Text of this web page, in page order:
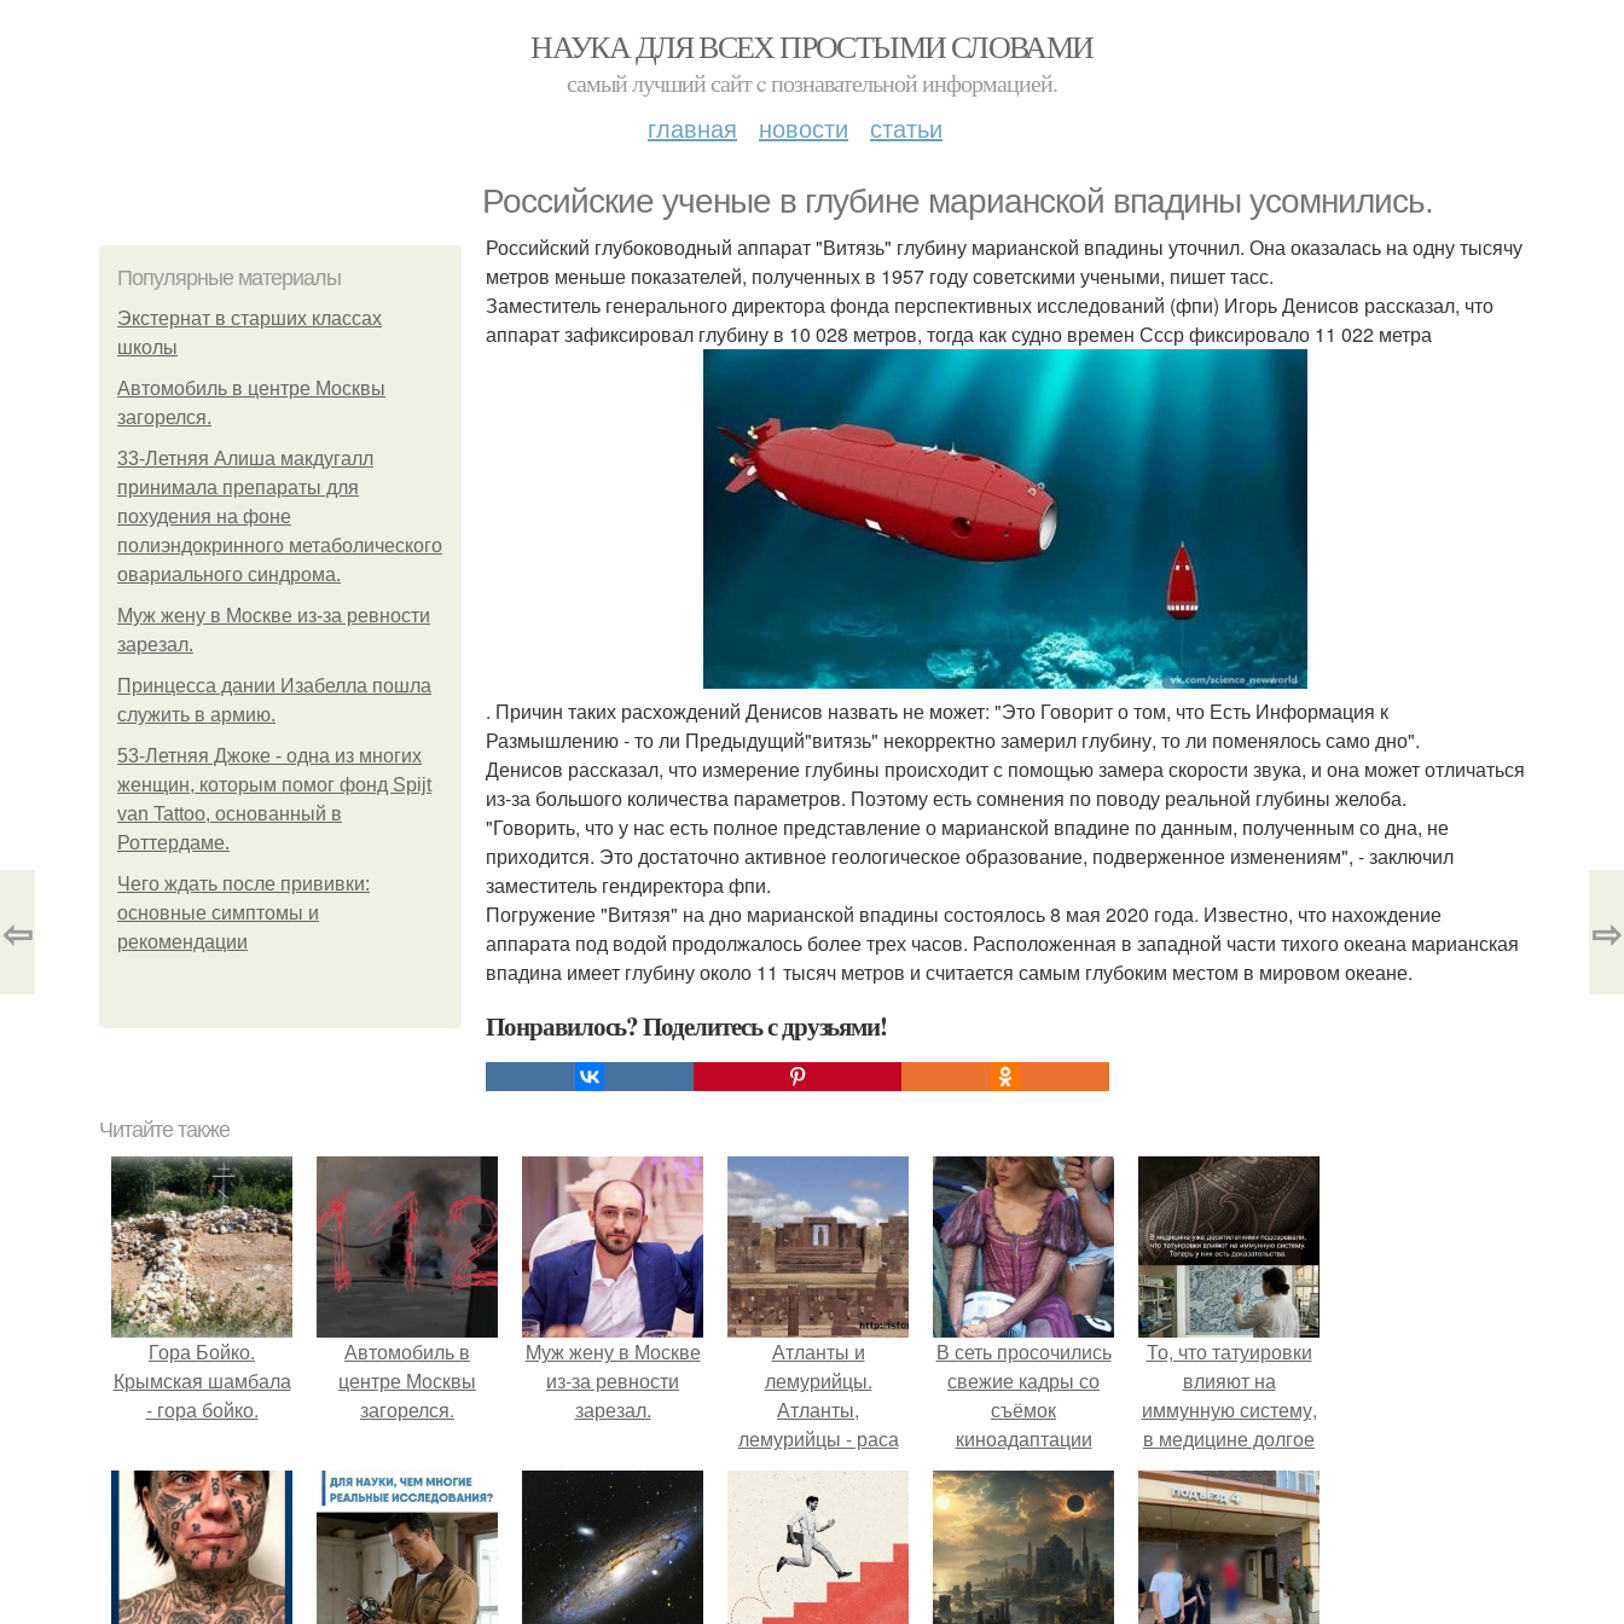
НАУКА ДЛЯ ВСЕХ ПРОСТЫМИ СЛОВАМИ
самый лучший сайт c познавательной информацией.
главная новости статьи
Российские ученые в глубине марианской впадины усомнились.
Популярные материалы
Экстернат в старших классах
школы
Автомобиль в центре Москвы
загорелся.
33-Летняя Алиша макдугалл
принимала препараты для
похудения на фоне
полиэндокринного метаболического
овариального синдрома.
Mуж жену в Москве из-за ревности
зарезал.
Принцесса дании Изабелла пошла
служить в армию.
53-Летняя Джоке - одна из многих
женщин, которым помог фонд Spijt
van Tattoo, основанный в
Роттердаме.
Чего ждать после прививки:
основные симптомы и
рекомендации
Российский глубоководный аппарат "Витязь" глубину марианской впадины уточнил. Она оказалась на одну тысячу
метров меньше показателей, полученных в 1957 году советскими учеными, пишет тасс.
Заместитель генерального директора фонда перспективных исследований (фпи) Игорь Денисов рассказал, что
аппарат зафиксировал глубину в 10 028 метров, тогда как судно времен Ссср фиксировало 11 022 метра
. Причин таких расхождений Денисов назвать не может: "Это Говорит о том, что Есть Информация к
Размышлению - то ли Предыдущий"витязь" некорректно замерил глубину, то ли поменялось само дно".
Денисов рассказал, что измерение глубины происходит с помощью замера скорости звука, и она может отличаться
из-за большого количества параметров. Поэтому есть сомнения по поводу реальной глубины желоба.
"Говорить, что у нас есть полное представление о марианской впадине по данным, полученным со дна, не
приходится. Это достаточно активное геологическое образование, подверженное изменениям", - заключил
заместитель гендиректора фпи.
Погружение "Витязя" на дно марианской впадины состоялось 8 мая 2020 года. Известно, что нахождение
аппарата под водой продолжалось более трех часов. Расположенная в западной части тихого океана марианская
впадина имеет глубину около 11 тысяч метров и считается самым глубоким местом в мировом океане.
Понравилось? Поделитесь с друзьями!
⇦ ⇨
Читайте также
Гора Бойко.
Крымская шамбала
- гора бойко.
Автомобиль в
центре Москвы
загорелся.
Mуж жену в Москве
из-за ревности
зарезал.
Атланты и
лемурийцы.
Атланты,
лемурийцы - раса
великанов.
В сеть просочились
свежие кадры со
съёмок
киноадаптации
"Рапунцель", и всё
внимание
моментально
оказалось
приковано к Тиган
крофт.
То, что татуировки
влияют на
иммунную систему,
в медицине долгое
время
рассматривалось
лишь как гипотеза.